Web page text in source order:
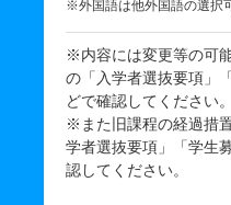
※外国語は他外国語の選択
※内容には変更等の可
の「入学者選抜要項」
どで確認してください。
※また旧課程の経過措
学者選抜要項」「学生
認してください。